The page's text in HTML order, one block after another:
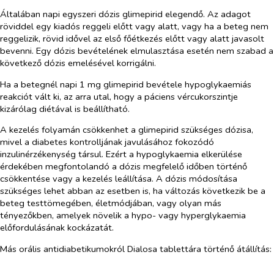
Általában napi egyszeri dózis glimepirid elegendő. Az adagot
röviddel egy kiadós reggeli előtt vagy alatt, vagy ha a beteg nem
reggelizik, rövid idővel az első főétkezés előtt vagy alatt javasolt
bevenni. Egy dózis bevételének elmulasztása esetén nem szabad a
következő dózis emelésével korrigálni.
Ha a betegnél napi 1 mg glimepirid bevétele hypoglykaemiás
reakciót vált ki, az arra utal, hogy a páciens vércukorszintje
kizárólag diétával is beállítható.
A kezelés folyamán csökkenhet a glimepirid szükséges dózisa,
mivel a diabetes kontrolljának javulásához fokozódó
inzulinérzékenység társul. Ezért a hypoglykaemia elkerülése
érdekében megfontolandó a dózis megfelelő időben történő
csökkentése vagy a kezelés leállítása. A dózis módosítása
szükséges lehet abban az esetben is, ha változás következik be a
beteg testtömegében, életmódjában, vagy olyan más
tényezőkben, amelyek növelik a hypo- vagy hyperglykaemia
előfordulásának kockázatát.
Más orális antidiabetikumokról Dialosa tablettára történő átállítás: